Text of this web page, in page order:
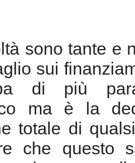
sono tante e
sui
di più
ma è la
totale di
che questo